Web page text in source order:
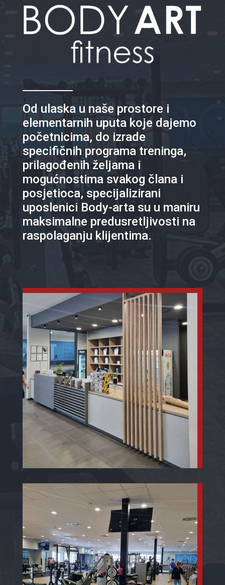
Od ulaska u naše prostore i
elementarnih uputa koje dajemo
početnicima, do izrade
specifičnih programa treninga,
prilagođenih željama i
mogućnostima svakog člana i
posjetioca, specijalizirani
uposlenici Body-arta su u maniru
maksimalne predusretljivosti na
raspolaganju klijentima.